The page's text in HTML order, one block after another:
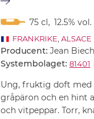
75 cl , 12.5% vol.
FRANKRIKE, ALSACE
Producent: Jean
Systembolaget: 81401
Ung, fruktig doft med
gråpäron och en hint
och vitpeppar. Torr,